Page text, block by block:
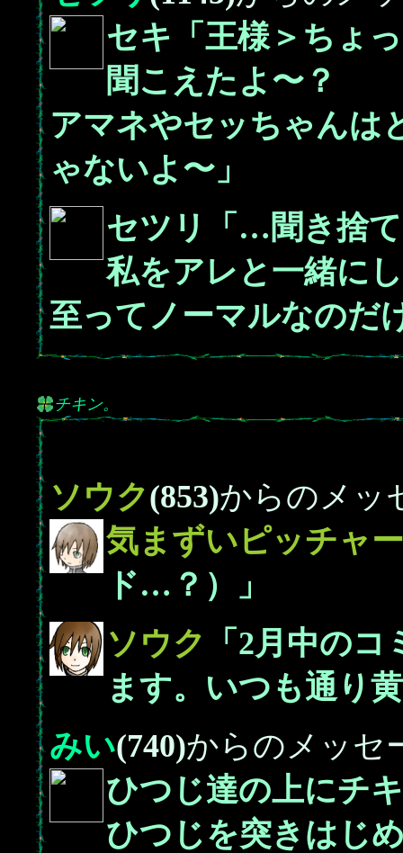
セキ「王様＞ちょ
聞こえたよ〜？
アマネやセッちゃんは
ゃないよ〜」
セツリ「…聞き捨
私をアレと一緒に
至ってノーマルなのだ
チキン。
ソウク(853)からのメッ
気まずいピッチャ
ド…？）」
ソウク
「2月中の
ます。いつも通り
みい(740)からのメッセ
ひつじ達の上にチ
ひつじを突きはじ